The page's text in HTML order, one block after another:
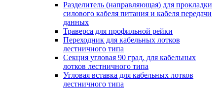
Разделитель (направляющая) для прокладки
силового кабеля питания и кабеля передачи
данных
Траверса для профильной рейки
Переходник для кабельных лотков
лестничного типа
Секция угловая 90 град. для кабельных
лотков лестничного типа
Угловая вставка для кабельных лотков
лестничного типа